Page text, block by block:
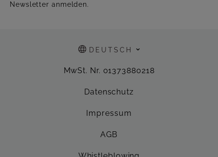
Newsletter anmelden.
DEUTSCH
MwSt. Nr. 01373880218
Datenschutz
Impressum
AGB